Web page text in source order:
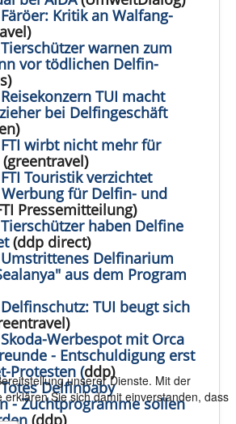
Färöer: Kritik an Walfang-
Tierschützer warnen zum
vor tödlichen Delfin-
Reisekonzern TUI macht
bei Delfingeschäft
FTI wirbt nicht mehr für
(greentravel)
FTI Touristik verzichtet
für Delfin- und
Pressemitteilung)
Tierschützer haben Delfine
(ddp direct)
Umstrittenes Delfinarium
aus dem Program
Delfinschutz: TUI beugt sich
Skoda-Werbespot mit Orca
- Entschuldigung erst
Protesten (ddp)
Delfinbaby
- Zuchtprogramme sollen
(ddp)
unserer Dienste. Mit der
erklären Sie sich damit einverstanden, dass